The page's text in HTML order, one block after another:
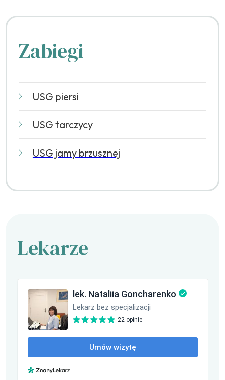
Zabiegi
USG piersi
USG tarczycy
USG jamy brzusznej
Lekarze